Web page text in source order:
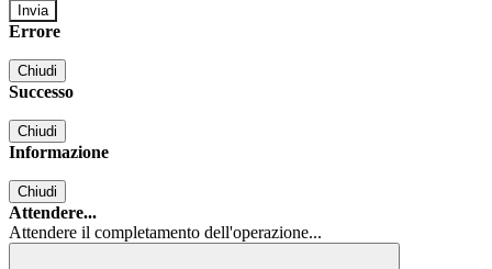
Errore
Chiudi
Successo
Chiudi
Informazione
Chiudi
Attendere...
Attendere il completamento dell'operazione...